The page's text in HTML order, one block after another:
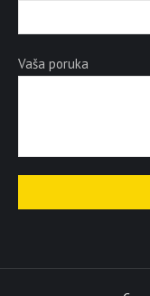
Vaša poruka